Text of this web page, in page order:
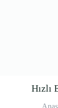
Hızlı